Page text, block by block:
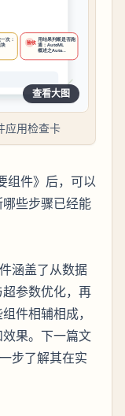
查看大图
应用检查卡
组件》后，可以
些步骤已经能
涵盖了从数据
参数优化，再
件相辅相成，
果。下一篇文
步了解其在实